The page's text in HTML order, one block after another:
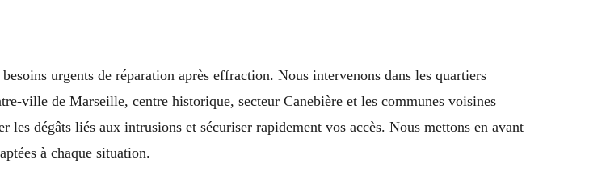
urgents de réparation après effraction. Nous intervenons dans les quartiers
ville de Marseille, centre historique, secteur Canebière et les communes voisines
dégâts liés aux intrusions et sécuriser rapidement vos accès. Nous mettons en avant
à chaque situation.